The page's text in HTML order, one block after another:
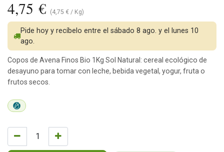
4,75 € (4,75 € / Kg)
Pide hoy y recíbelo entre el sábado 8 ago. y el lunes 10
ago.
Copos de Avena Finos Bio 1Kg Sol Natural: cereal ecológico de
desayuno para tomar con leche, bebida vegetal, yogur, fruta o
frutos secos.